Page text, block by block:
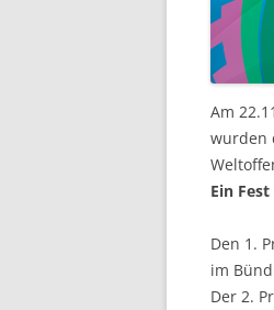
Am
wurden
Ein
Den 1.
im
Der 2.